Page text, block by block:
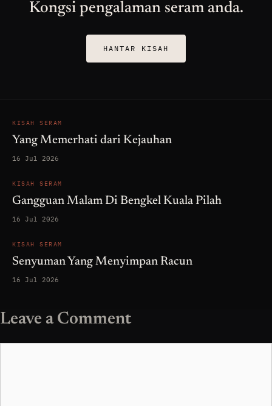
Kongsi pengalaman seram anda.
HANTAR KISAH
KISAH SERAM
Yang Memerhati dari Kejauhan
16 Jul 2026
KISAH SERAM
Gangguan Malam Di Bengkel Kuala Pilah
16 Jul 2026
KISAH SERAM
Senyuman Yang Menyimpan Racun
16 Jul 2026
Leave a Comment